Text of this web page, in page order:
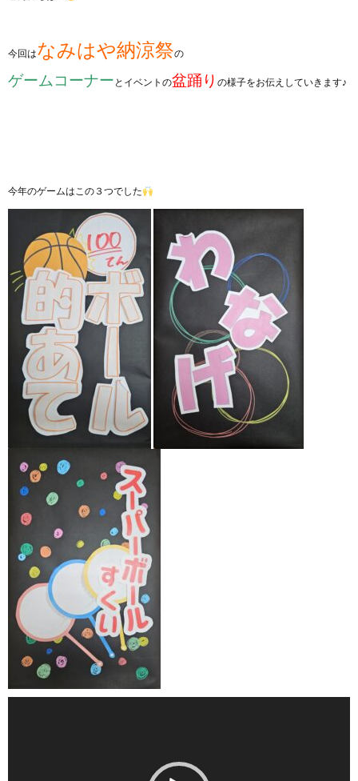
今回はなみはや納涼祭の
ゲームコーナー とイベントの盆踊り の様子をお伝えしていきます♪
今年のゲームはこの３つでした